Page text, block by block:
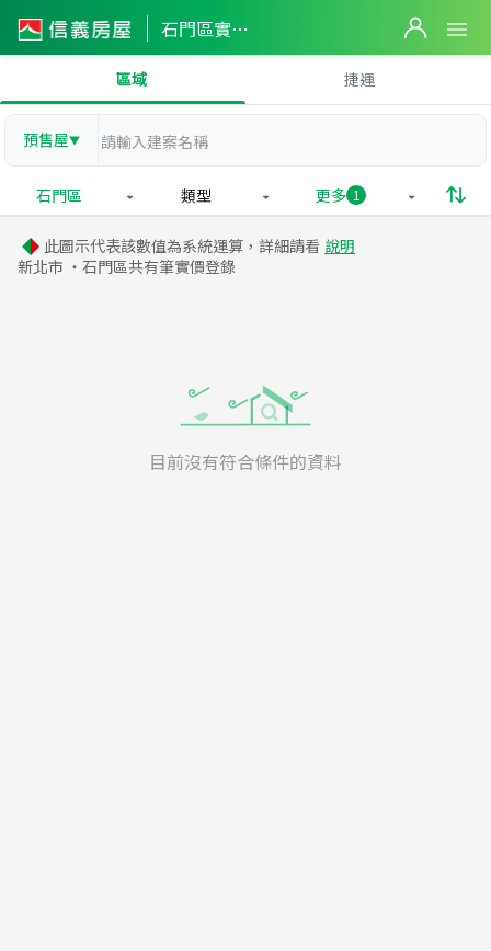
石門區實價登錄
區域 捷運
預售屋▼
石門區 類型 更多 1
此圖示代表該數值為系統運算，詳細請看 說明
新北市 ・石門區共有筆實價登錄
目前沒有符合條件的資料